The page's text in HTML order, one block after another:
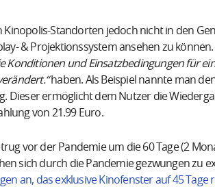
Standorten jedoch nicht in den
& Projektionssystem ansehen zu
Konditionen und Einsatzbedingungen für
haben. Als Beispiel nannte man
Dieser ermöglicht dem Nutzer die
von 21.99 Euro.
vor der Pandemie um die 60 Tage (2
sich durch die Pandemie gezwungen zu
an, das exklusive Kinofenster auf 45 Tage